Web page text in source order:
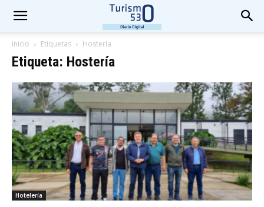
Inicio Etiquetas Hostería
Etiqueta: Hostería
Hotelería